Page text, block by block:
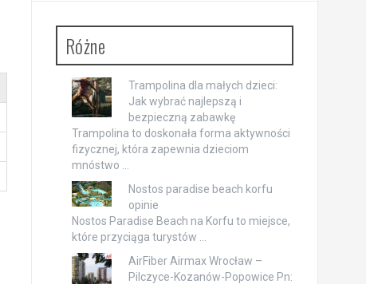
Różne
Trampolina dla małych dzieci:
Jak wybrać najlepszą i
bezpieczną zabawkę
Trampolina to doskonała forma aktywności
fizycznej, która zapewnia dzieciom
mnóstwo …
Nostos paradise beach korfu
opinie
Nostos Paradise Beach na Korfu to miejsce,
które przyciąga turystów …
AirFiber Airmax Wrocław –
Pilczyce-Kozanów-Popowice Pn: